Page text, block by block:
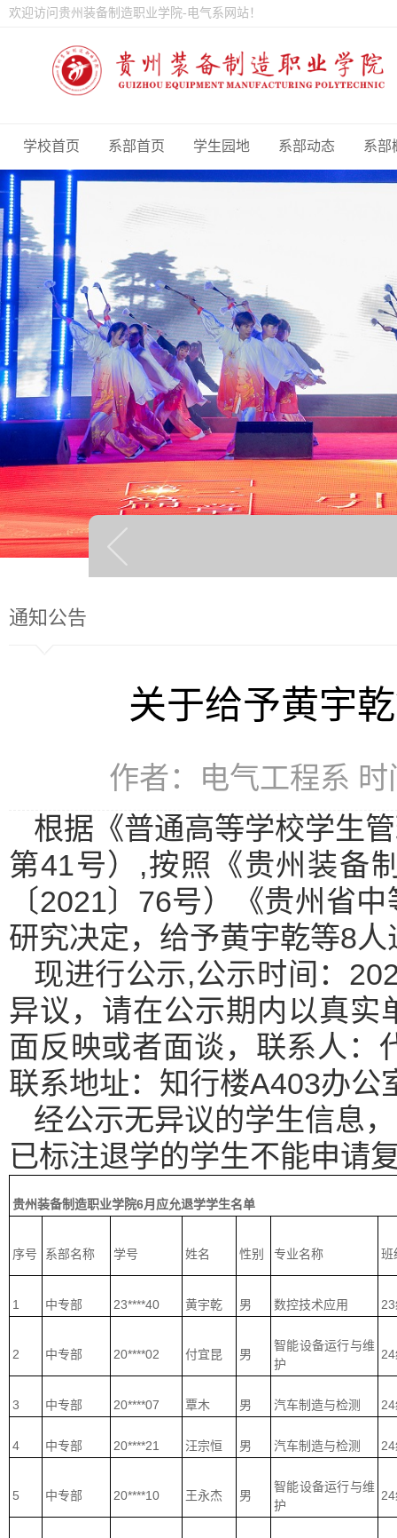
欢迎访问贵州装备制造职业学院-电气系网站！
学校首页 系部首页 学生园地 系部动态 系部
通知公告
关于给予黄宇
作者：电气工程系 时
根据《普通高等学校学生
第41号）,按照《贵州装备
〔2021〕76号）《贵州省
研究决定，给予黄宇乾等8
现进行公示,公示时间：
异议，请在公示期内以真实
面反映或者面谈，联系人：
联系地址：知行楼A403办公
经公示无异议的学生信息
已标注退学的学生不能申请
贵州装备制造职业学院6月应允退学学生名单
序号 系部名称 学号 姓名 性别 专业名称 班
1 中专部 23****40 黄宇乾 男 数控技术应用
2 中专部 20****02 付宜昆 男
智能设备运行与维
护
3 中专部 20****07 覃木 男 汽车制造与检测
4 中专部 20****21 汪宗恒 男 汽车制造与检测
5 中专部 20****10 王永杰 男
智能设备运行与维
护